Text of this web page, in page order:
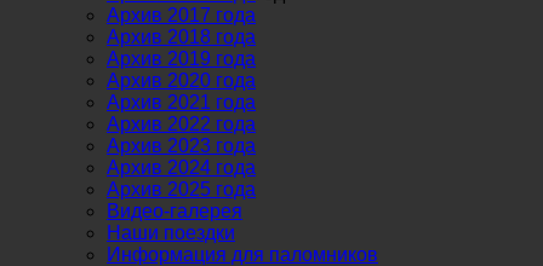
Архив 2017 года
Архив 2018 года
Архив 2019 года
Архив 2020 года
Архив 2021 года
Архив 2022 года
Архив 2023 года
Архив 2024 года
Архив 2025 года
Видео-галерея
Наши поездки
Информация для паломников